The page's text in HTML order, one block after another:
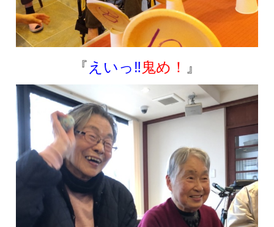
『 えいっ‼ 鬼め！ 』